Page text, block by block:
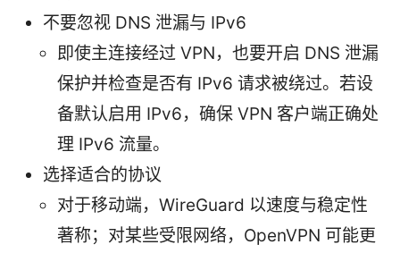
不要忽视 DNS 泄漏与 IPv6
即使主连接经过 VPN，也要开启 DNS 泄漏
保护并检查是否有 IPv6 请求被绕过。若设
备默认启用 IPv6，确保 VPN 客户端正确处
理 IPv6 流量。
选择适合的协议
对于移动端，WireGuard 以速度与稳定性
著称；对某些受限网络，OpenVPN 可能更